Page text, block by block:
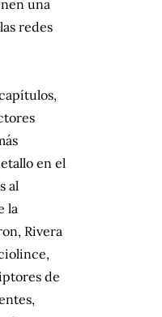
una
redes
en el
al
la
Rivera
de